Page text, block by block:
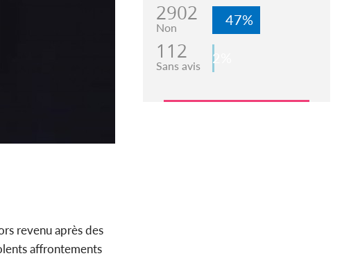
revenu après des
affrontements
2902
Non 47%
112
Sans avis 2%